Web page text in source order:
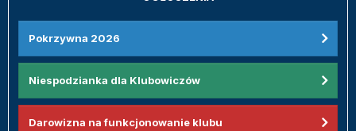
Pokrzywna 2026
Niespodzianka dla Klubowiczów
Darowizna na funkcjonowanie klubu